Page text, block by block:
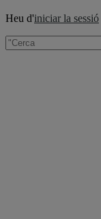
Heu d'iniciar la sessió